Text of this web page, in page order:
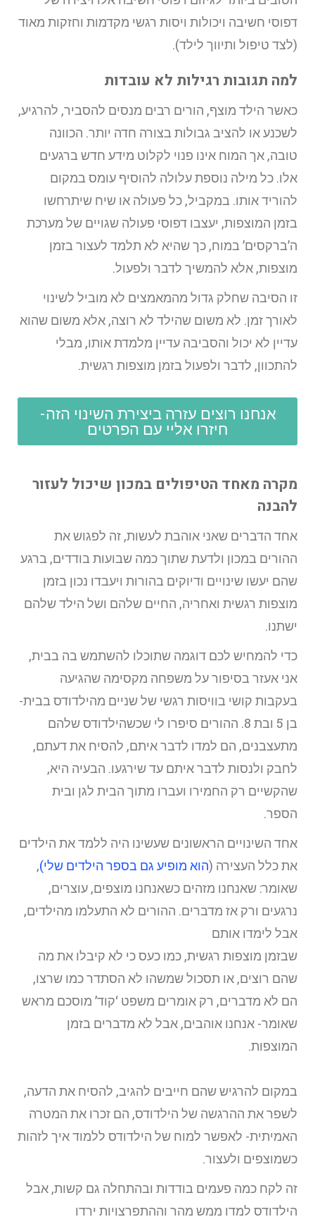
דפוסי חשיבה ויכולות ויסות רגשי מקדמות וחזקות מאוד
(לצד טיפול ותיווך לילד).
למה תגובות רגילות לא עובדות
כאשר הילד מוצף, הורים רבים מנסים להסביר, להרגיע,
לשכנע או להציב גבולות בצורה חדה יותר. הכוונה
טובה, אך המוח אינו פנוי לקלוט מידע חדש ברגעים
אלו. כל מילה נוספת עלולה להוסיף עומס במקום
להוריד אותו. במקביל, כל פעולה או שיח שיתרחשו
בזמן המוצפות, יעצבו דפוסי פעולה שגויים של מערכת
ה’ברקסים’ במוח, כך שהיא לא תלמד לעצור בזמן
מוצפות, אלא להמשיך לדבר ולפעול.
זו הסיבה שחלק גדול מהמאמצים לא מוביל לשינוי
לאורך זמן. לא משום שהילד לא רוצה, אלא משום שהוא
עדיין לא יכול והסביבה עדיין מלמדת אותו, מבלי
להתכוון, לדבר ולפעול בזמן מוצפות רגשית.
אנחנו רוצים עזרה ביצירת השינוי הזה-
חיזרו אליי עם הפרטים
מקרה מאחד הטיפולים במכון שיכול לעזור
להבנה
אחד הדברים שאני אוהבת לעשות, זה לפגוש את
ההורים במכון ולדעת שתוך כמה שבועות בודדים, ברגע
שהם יעשו שינויים ודיוקים בהורות ויעבדו נכון בזמן
מוצפות רגשית ואחריה, החיים שלהם ושל הילד שלהם
ישתנו.
כדי להמחיש לכם דוגמה שתוכלו להשתמש בה בבית,
אני אעזר בסיפור על משפחה מקסימה שהגיעה
בעקבות קושי בוויסות רגשי של שניים מהילדודס בבית-
בן 5 ובת 8. ההורים סיפרו לי שכשהילדודס שלהם
מתעצבנים, הם למדו לדבר איתם, להסיח את דעתם,
לחבק ולנסות לדבר איתם עד שירגעו. הבעיה היא,
שהקשיים רק החמירו ועברו מתוך הבית לגן ובית
הספר.
אחד השינויים הראשונים שעשינו היה ללמד את הילדים
את כלל העצירה (הוא מופיע גם בספר הילדים שלי),
שאומר: שאנחנו מזהים כשאנחנו מוצפים, עוצרים,
נרגעים ורק אז מדברים. ההורים לא התעלמו מהילדים,
אבל לימדו אותם
שבזמן מוצפות רגשית, כמו כעס כי לא קיבלו את מה
שהם רוצים, או תסכול שמשהו לא הסתדר כמו שרצו,
הם לא מדברים, רק אומרים משפט ‘קוד’ מוסכם מראש
שאומר- אנחנו אוהבים, אבל לא מדברים בזמן
המוצפות.
במקום להרגיש שהם חייבים להגיב, להסיח את הדעה,
לשפר את ההרגשה של הילדודס, הם זכרו את המטרה
האמיתית- לאפשר למוח של הילדודס ללמוד איך לזהות
כשמוצפים ולעצור.
זה לקח כמה פעמים בודדות ובהתחלה גם קשות, אבל
הילדודס למדו ממש מהר וההתפרצויות ירדו